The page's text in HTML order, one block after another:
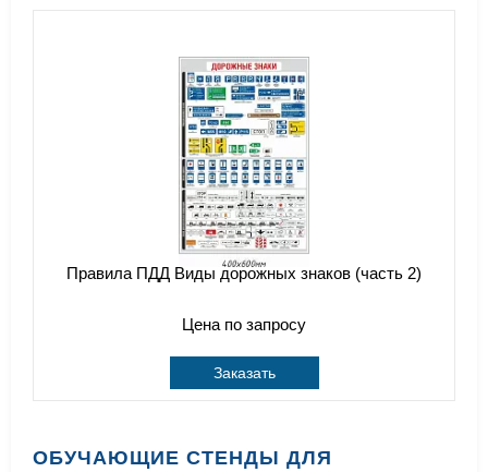
Правила ПДД Виды дорожных знаков (часть 2)
Цена по запросу
Заказать
ОБУЧАЮЩИЕ СТЕНДЫ ДЛЯ